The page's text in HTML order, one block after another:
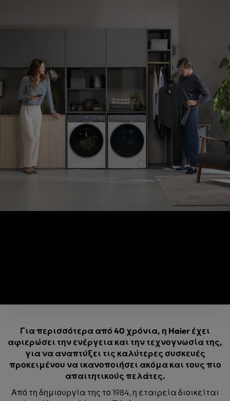
Για περισσότερα από 40 χρόνια, η Haier έχει
αφιερώσει την ενέργεια και την τεχνογνωσία της,
για να αναπτύξει τις καλύτερες συσκευές
προκειμένου να ικανοποιήσει ακόμα και τους πιο
απαιτητικούς πελάτες.
Από τη δημιουργία της το 1984, η εταιρεία διοικείται